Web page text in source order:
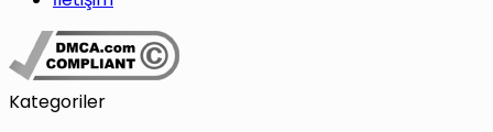
Kategoriler